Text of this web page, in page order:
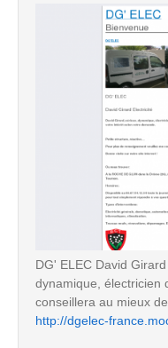
DG' ELEC David
dynamique, électricien
conseillera au mieux
http://dgelec-